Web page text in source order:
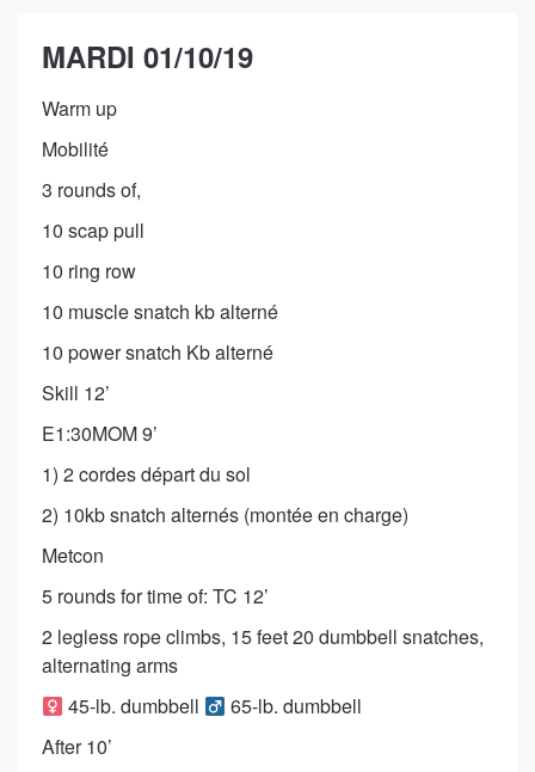
MARDI 01/10/19
Warm up
Mobilité
3 rounds of,
10 scap pull
10 ring row
10 muscle snatch kb alterné
10 power snatch Kb alterné
Skill 12’
E1:30MOM 9’
1) 2 cordes départ du sol
2) 10kb snatch alternés (montée en charge)
Metcon
5 rounds for time of: TC 12’
2 legless rope climbs, 15 feet 20 dumbbell snatches,
alternating arms
45-lb. dumbbell
65-lb. dumbbell
After 10’